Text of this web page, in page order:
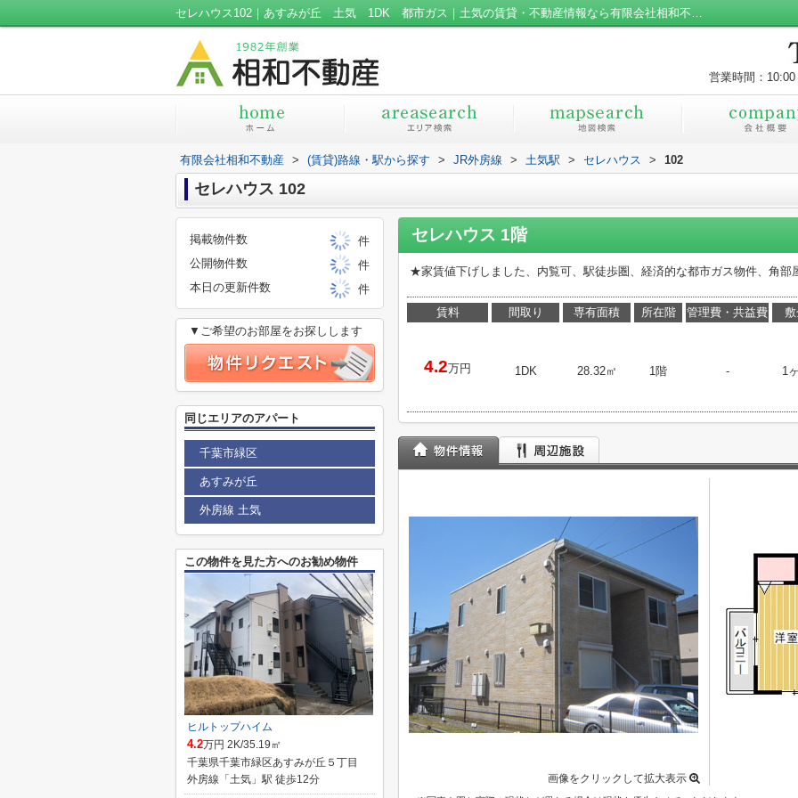
セレハウス102｜あすみが丘 土気 1DK 都市ガス｜土気の賃貸・不動産情報なら有限会社相和不動産
営業時間：
有限会社相和不動産 > (賃貸)路線・駅から探す > JR外房線 > 土気駅 > セレハウス > 102
セレハウス 102
セレハウス 1階
★家賃値下げしました、内覧可、駅徒歩圏、経済的な都市ガス物件、角
賃料
4.2万円
間取り
1DK
専有面積
28.32㎡
所在階
1階
管理費・共益費
- 1
画像をクリックして拡大表示
掲載物件数
件
公開物件数
件
本日の更新件数
件
▼ご希望のお部屋をお探しします
同じエリアのアパート
千葉市緑区
あすみが丘
外房線 土気
この物件を見た方へのお勧め物件
ヒルトップハイム
4.2万円 2K/35.19㎡
千葉県千葉市緑区あすみが丘５丁目
外房線「土気」駅 徒歩12分